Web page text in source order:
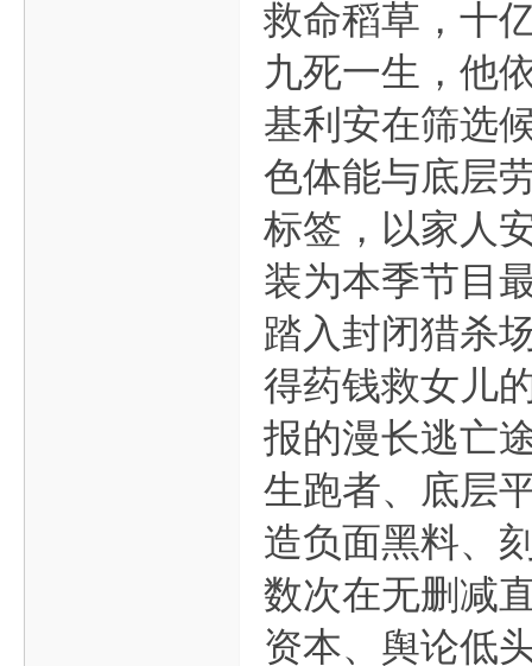
救命稻草，十
九死一生，他
基利安在筛选
色体能与底层
标签，以家人
装为本季节目
踏入封闭猎杀
得药钱救女儿
报的漫长逃亡
生跑者、底层
造负面黑料、
数次在无删减
资本、舆论低